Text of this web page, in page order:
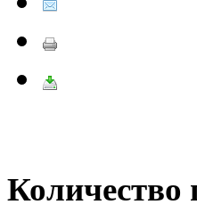
Количество